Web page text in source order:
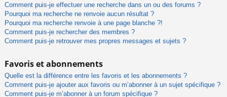
Comment puis-je effectuer une recherche dans un ou des forums ?
Pourquoi ma recherche ne renvoie aucun résultat ?
Pourquoi ma recherche renvoie à une page blanche ?!
Comment puis-je rechercher des membres ?
Comment puis-je retrouver mes propres messages et sujets ?
Favoris et abonnements
Quelle est la différence entre les favoris et les abonnements ?
Comment puis-je ajouter aux favoris ou m’abonner à un sujet spécifique ?
Comment puis-je m’abonner à un forum spécifique ?